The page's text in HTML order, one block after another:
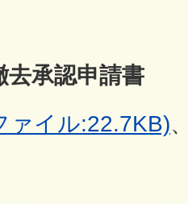
去承認申請書
ァイル:22.7KB)